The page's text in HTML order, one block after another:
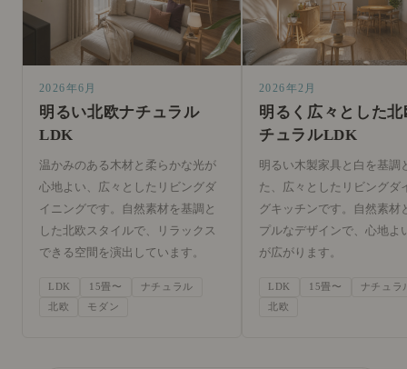
2026年6月
明るい北欧ナチュラル
LDK
温かみのある木材と柔らかな光が
心地よい、広々としたリビングダ
イニングです。自然素材を基調と
した北欧スタイルで、リラックス
できる空間を演出しています。
LDK 15畳〜
ナチュラル
北欧
モダン
2026年2月
明るく広々とした北
チュラルLDK
明るい木製家具と白を基調
た、広々としたリビングダ
グキッチンです。自然素材
プルなデザインで、心地よ
が広がります。
LDK 15畳〜
ナチュラ
北欧